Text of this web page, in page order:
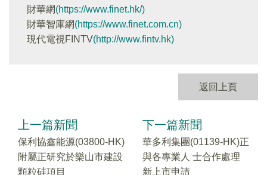
財華網(https://www.finet.hk/)
財華智庫網(https://www.finet.com.cn)
現代電視FINTV(http://www.fintv.hk)
返回上頁
上一篇新聞
保利協鑫能源(03800-HK)
附屬正研究於樂山市建設
顆粒硅項目
下一篇新聞
華多利集團(01139-HK)正
與各專業人 士合作處理
新上市申請